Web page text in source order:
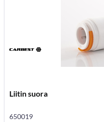
Liitin suora
650019